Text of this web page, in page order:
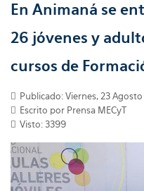
En Animaná se
26 jóvenes y
cursos de
Publicado: Viernes, 23 Agosto
Escrito por Prensa MECyT
Visto: 3399